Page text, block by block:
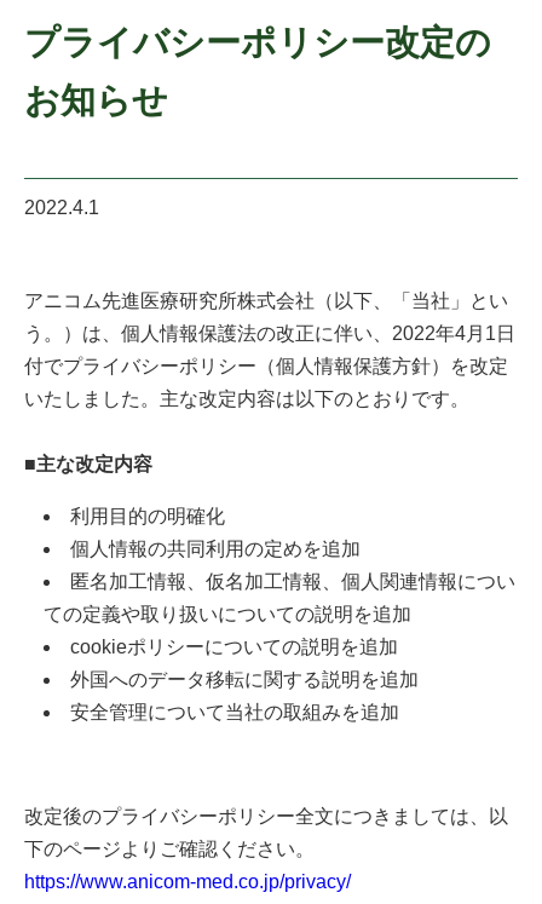
プライバシーポリシー改定の
お知らせ
2022.4.1
アニコム先進医療研究所株式会社（以下、「当社」とい
う。）は、個人情報保護法の改正に伴い、2022年4月1日
付でプライバシーポリシー（個人情報保護方針）を改定
いたしました。主な改定内容は以下のとおりです。
■主な改定内容
利用目的の明確化
個人情報の共同利用の定めを追加
匿名加工情報、仮名加工情報、個人関連情報につい
ての定義や取り扱いについての説明を追加
cookieポリシーについての説明を追加
外国へのデータ移転に関する説明を追加
安全管理について当社の取組みを追加
改定後のプライバシーポリシー全文につきましては、以
下のページよりご確認ください。
https://www.anicom-med.co.jp/privacy/